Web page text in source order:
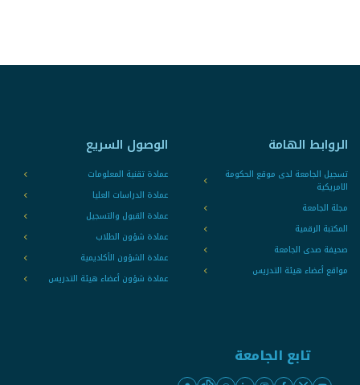
الروابط الهامة
تسجيل الجامعة لدى موقع الحكومة
الامريكية
مجلة الجامعة
المكتبة الرقمية
صحيفة صدى الجامعة
مواقع أعضاء هيئة التدريس
الوصول السريع
عمادة تقنية المعلومات
عمادة الدراسات العليا
عمادة القبول والتسجيل
عمادة شؤون الطلاب
عمادة الشؤون الأكاديمية
عمادة شؤون أعضاء هيئة التدريس
تابع الجامعة